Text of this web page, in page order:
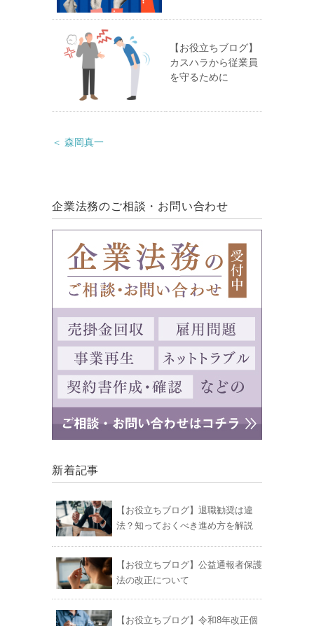
【お役立ちブログ】
カスハラから従業員
を守るために
＜ 森岡真一
企業法務のご相談・お問い合わせ
新着記事
【お役立ちブログ】退職勧奨は違
法？知っておくべき進め方を解説
【お役立ちブログ】公益通報者保護
法の改正について
【お役立ちブログ】令和8年改正個